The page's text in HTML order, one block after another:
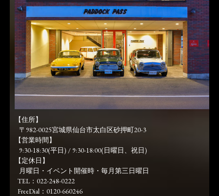
【住所】
〒982-0025宮城県仙台市太白区砂押町20-3
【営業時間】
9:30-18:30(平日) / 9:30-18:00(日曜日、祝日)
【定休日】
月曜日・イベント開催時・毎月第三日曜日
TEL：022-248-0222
FreeDial：0120-660246